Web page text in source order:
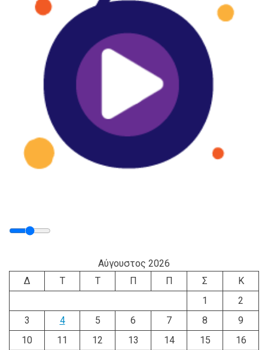
Αύγουστος 2026
Δ
Τ Τ Π Π Σ
Κ
1
2
3
4 5 6 7 8
9
10
11 12 13 14 15
16